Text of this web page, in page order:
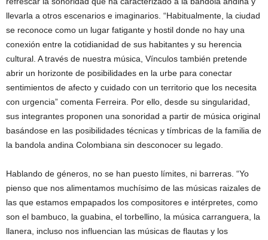
llevarla a otros escenarios e imaginarios. “Habitualmente, la ciudad
se reconoce como un lugar fatigante y hostil donde no hay una
conexión entre la cotidianidad de sus habitantes y su herencia
cultural. A través de nuestra música, Vínculos también pretende
abrir un horizonte de posibilidades en la urbe para conectar
sentimientos de afecto y cuidado con un territorio que los necesita
con urgencia” comenta Ferreira. Por ello, desde su singularidad,
sus integrantes proponen una sonoridad a partir de música original
basándose en las posibilidades técnicas y tímbricas de la familia de
la bandola andina Colombiana sin desconocer su legado.
Hablando de géneros, no se han puesto límites, ni barreras. “Yo
pienso que nos alimentamos muchísimo de las músicas raizales de
las que estamos empapados los compositores e intérpretes, como
son el bambuco, la guabina, el torbellino, la música carranguera, la
llanera, incluso nos influencian las músicas de flautas y los